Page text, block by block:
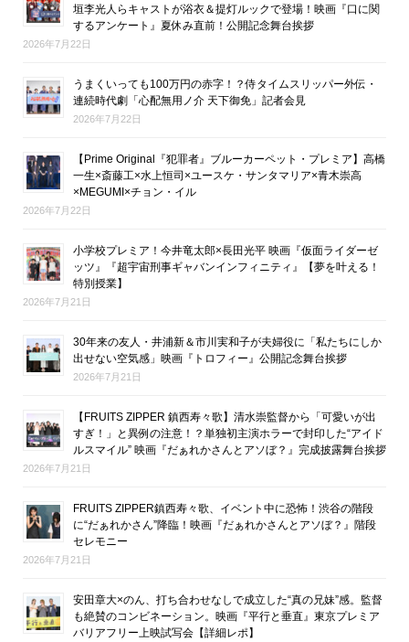
垣李光人らキャストが浴衣＆提灯ルックで登場！映画『口に関
するアンケート』夏休み直前！公開記念舞台挨拶
2026年7月22日
うまくいっても100万円の赤字！？侍タイムスリッパー外伝・
連続時代劇「心配無用ノ介 天下御免」記者会見
2026年7月22日
【Prime Original『犯罪者』ブルーカーペット・プレミア】高橋
一生×斎藤工×水上恒司×ユースケ・サンタマリア×青木崇高
×MEGUMI×チョン・イル
2026年7月22日
小学校プレミア！今井竜太郎×長田光平 映画『仮面ライダーゼ
ッツ』『超宇宙刑事ギャバンインフィニティ』【夢を叶える！
特別授業】
2026年7月21日
30年来の友人・井浦新＆市川実和子が夫婦役に「私たちにしか
出せない空気感」映画『トロフィー』公開記念舞台挨拶
2026年7月21日
【FRUITS ZIPPER 鎮西寿々歌】清水崇監督から「可愛いが出
すぎ！」と異例の注意！？単独初主演ホラーで封印した“アイド
ルスマイル” 映画『だぁれかさんとアソぼ？』完成披露舞台挨拶
2026年7月21日
FRUITS ZIPPER鎮西寿々歌、イベント中に恐怖！渋谷の階段
に“だぁれかさん”降臨！映画『だぁれかさんとアソぼ？』階段
セレモニー
2026年7月21日
安田章大×のん、打ち合わせなしで成立した“真の兄妹”感。監督
も絶賛のコンビネーション。映画『平行と垂直』東京プレミア
バリアフリー上映試写会【詳細レポ】